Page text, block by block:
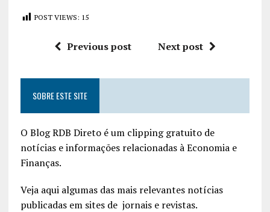
POST VIEWS: 15
Previous post Next post
SOBRE ESTE SITE
O Blog RDB Direto é um clipping gratuito de
notícias e informações relacionadas à Economia e
Finanças.
Veja aqui algumas das mais relevantes notícias
publicadas em sites de jornais e revistas.